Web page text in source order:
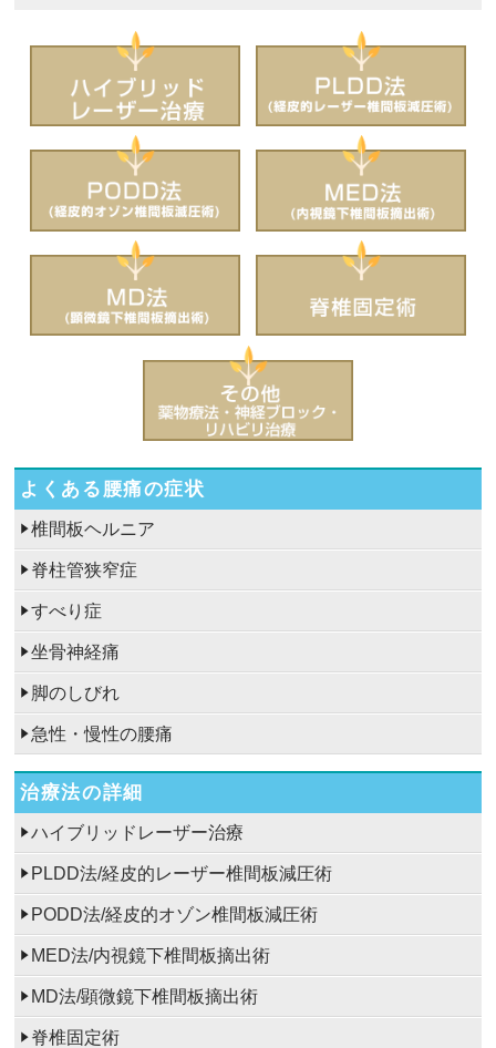
よくある腰痛の症状
椎間板ヘルニア
脊柱管狭窄症
すべり症
坐骨神経痛
脚のしびれ
急性・慢性の腰痛
治療法の詳細
ハイブリッドレーザー治療
PLDD法/経皮的レーザー椎間板減圧術
PODD法/経皮的オゾン椎間板減圧術
MED法/内視鏡下椎間板摘出術
MD法/顕微鏡下椎間板摘出術
脊椎固定術